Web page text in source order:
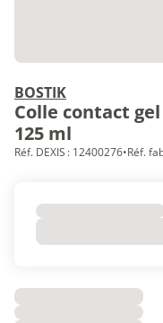
BOSTIK
Colle contact
125 ml
Réf. DEXIS : 12400276•Réf.